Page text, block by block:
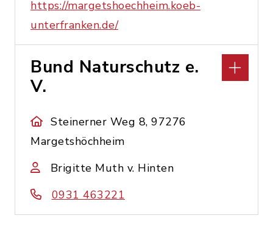
https://margetshoechheim.koeb-
unterfranken.de/
Bund Naturschutz e.
V.
Steinerner Weg 8, 97276
Margetshöchheim
Brigitte Muth v. Hinten
0931 463221